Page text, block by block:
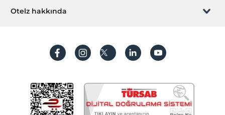
Sıkça sorulan sorular
İşlem rehberi
Hesap oluştur
Hemen tesisinizi ekleyin
Otelz hakkında
Koşullar ve şartlar